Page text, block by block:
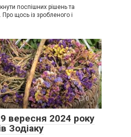
поспішних рішень та
щось із зробленого і
0
вересня 2024 року
Зодіаку